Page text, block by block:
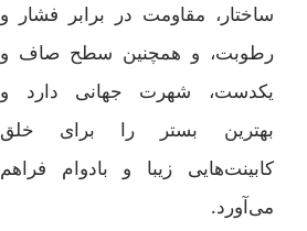
ساختار، مقاومت در برابر فشار و
رطوبت، و همچنین سطح صاف و
یکدست، شهرت جهانی دارد و
بهترین بستر را برای خلق
کابینت‌هایی زیبا و بادوام فراهم
می‌آورد.